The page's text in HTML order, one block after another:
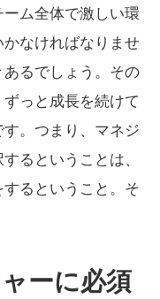
ム全体で激しい環
なければなりませ
るでしょう。その
っと成長を続けて
。つまり、マネジ
るということは、
るということ。そ
ーに必須